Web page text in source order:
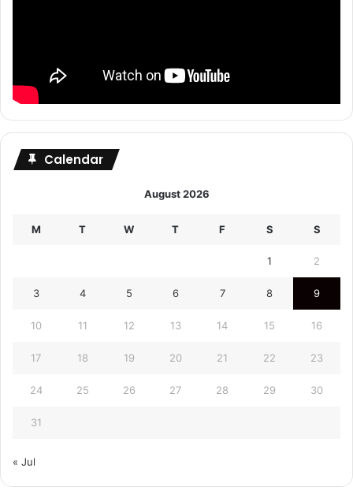
Calendar
August 2026
M T W T F S S
1 2
3 4 5 6 7 8 9
10 11 12 13 14 15 16
17 18 19 20 21 22 23
24 25 26 27 28 29 30
31
« Jul